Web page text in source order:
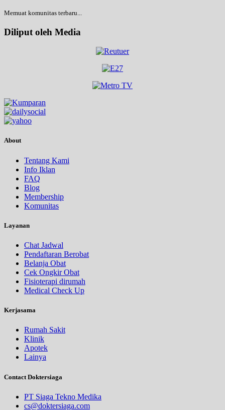
Memuat komunitas terbaru...
Diliput oleh Media
About
Tentang Kami
Info Iklan
FAQ
Blog
Membership
Komunitas
Layanan
Chat Jadwal
Pendaftaran Berobat
Belanja Obat
Cek Ongkir Obat
Fisioterapi dirumah
Medical Check Up
Kerjasama
Rumah Sakit
Klinik
Apotek
Lainya
Contact Doktersiaga
PT Siaga Tekno Medika
cs@doktersiaga.com